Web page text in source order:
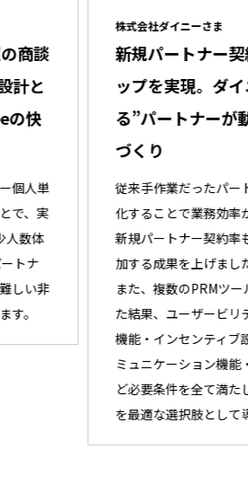
談
単
実
体
非
株式会社ダイニーさま
新規パートナー契約
ップを実現。ダイニ
る”パートナーが動
づくり
従来手作業だったパートナ
化することで業務効率が
新規パートナー契約率も前
加する成果を上げました。
また、複数のPRMツールを
た結果、ユーザービリティ
機能・インセンティブ設計
ミュニケーション機能・レ
ど必要条件を全て満たし
を最適な選択肢として導入